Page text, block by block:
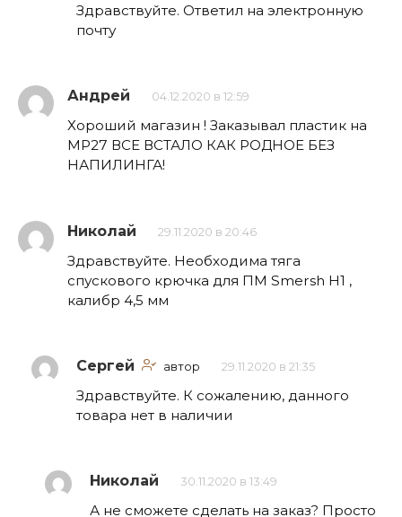
Здравствуйте. Ответил на электронную
почту
Андрей 04.12.2020 в 12:59
Хороший магазин ! Заказывал пластик на
МР27 ВСЕ ВСТАЛО КАК РОДНОЕ БЕЗ
НАПИЛИНГА!
Николай 29.11.2020 в 20:46
Здравствуйте. Необходима тяга
спускового крючка для ПМ Smersh H1 ,
калибр 4,5 мм
Сергей автор 29.11.2020 в 21:35
Здравствуйте. К сожалению, данного
товара нет в наличии
Николай 30.11.2020 в 13:49
А не сможете сделать на заказ? Просто